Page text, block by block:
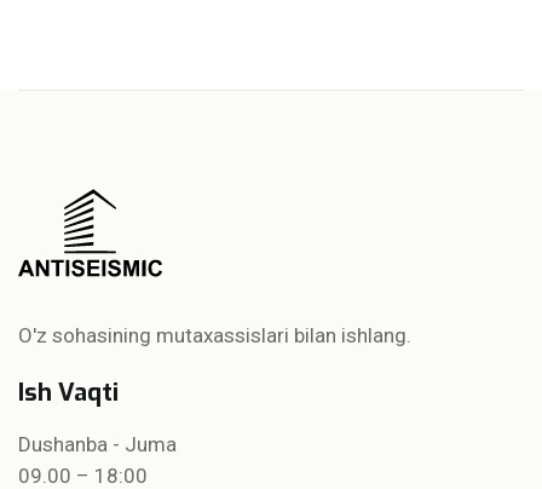
O'z sohasining mutaxassislari bilan ishlang.
Ish Vaqti
Dushanba - Juma
09.00 – 18:00